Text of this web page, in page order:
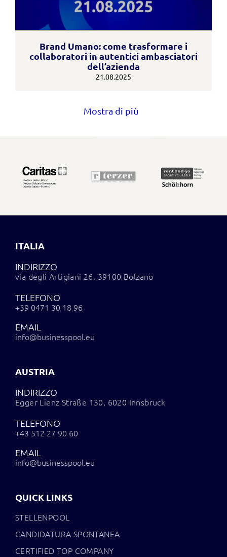
Brand Umano: come trasformare i
collaboratori in autentici ambasciatori
dell’azienda
21.08.2025
Mostra di più
ITALIA
INDIRIZZO
via degli Artigiani 26, 39100 Bolzano
TELEFONO
+39 0471 30 18 96
EMAIL
info@businesspool.eu
AUSTRIA
INDIRIZZO
Egger Lienz Straße 130, 6020 Innsbruck
TELEFONO
+43 512 27 90 60
EMAIL
info@businesspool.eu
QUICK LINKS
STELLENPOOL
CANDIDATURA SPONTANEA
CERTIFIED TOP COMPANY